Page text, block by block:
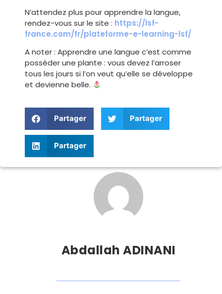
N’attendez plus pour apprendre la langue,
rendez-vous sur le site : https://lsf-
france.com/fr/plateforme-e-learning-lsf/
A noter : Apprendre une langue c’est comme
posséder une plante : vous devez l’arroser
tous les jours si l’on veut qu’elle se développe
et devienne belle.
Partager Partager
Partager
Abdallah ADINANI